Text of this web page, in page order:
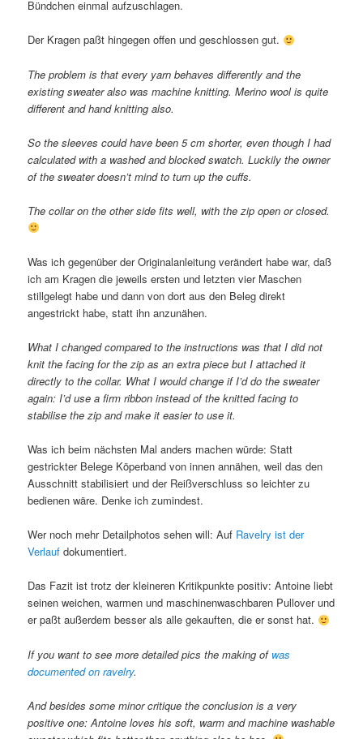
Bündchen einmal aufzuschlagen.
Der Kragen paßt hingegen offen und geschlossen gut.
The problem is that every yarn behaves differently and the
existing sweater also was machine knitting. Merino wool is quite
different and hand knitting also.
So the sleeves could have been 5 cm shorter, even though I had
calculated with a washed and blocked swatch. Luckily the owner
of the sweater doesn’t mind to turn up the cuffs.
The collar on the other side fits well, with the zip open or closed.
Was ich gegenüber der Originalanleitung verändert habe war, daß
ich am Kragen die jeweils ersten und letzten vier Maschen
stillgelegt habe und dann von dort aus den Beleg direkt
angestrickt habe, statt ihn anzunähen.
What I changed compared to the instructions was that I did not
knit the facing for the zip as an extra piece but I attached it
directly to the collar. What I would change if I’d do the sweater
again: I’d use a firm ribbon instead of the knitted facing to
stabilise the zip and make it easier to use it.
Was ich beim nächsten Mal anders machen würde: Statt
gestrickter Belege Köperband von innen annähen, weil das den
Ausschnitt stabilisiert und der Reißverschluss so leichter zu
bedienen wäre. Denke ich zumindest.
Wer noch mehr Detailphotos sehen will: Auf Ravelry ist der
Verlauf dokumentiert.
Das Fazit ist trotz der kleineren Kritikpunkte positiv: Antoine liebt
seinen weichen, warmen und maschinenwaschbaren Pullover und
er paßt außerdem besser als alle gekauften, die er sonst hat.
If you want to see more detailed pics the making of was
documented on ravelry.
And besides some minor critique the conclusion is a very
positive one: Antoine loves his soft, warm and machine washable